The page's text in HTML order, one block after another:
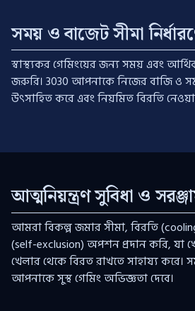
সময় ও বাজেট সীমা
স্বাস্থ্যকর গেমিংয়ের জন্য সময় এবং
জরুরি। 3030 আপনাকে নিজের বাজি ও
উৎসাহিত করে এবং নিয়মিত বিরতি
আত্মনিয়ন্ত্রণ সুবিধা ও
আমরা বিকল্প জমার সীমা, বিরতি
(self-exclusion) অপশন প্রদান করি, যা
খেলার থেকে বিরত রাখতে সাহায্য
আপনাকে সুস্থ গেমিং অভিজ্ঞতা দেবে।